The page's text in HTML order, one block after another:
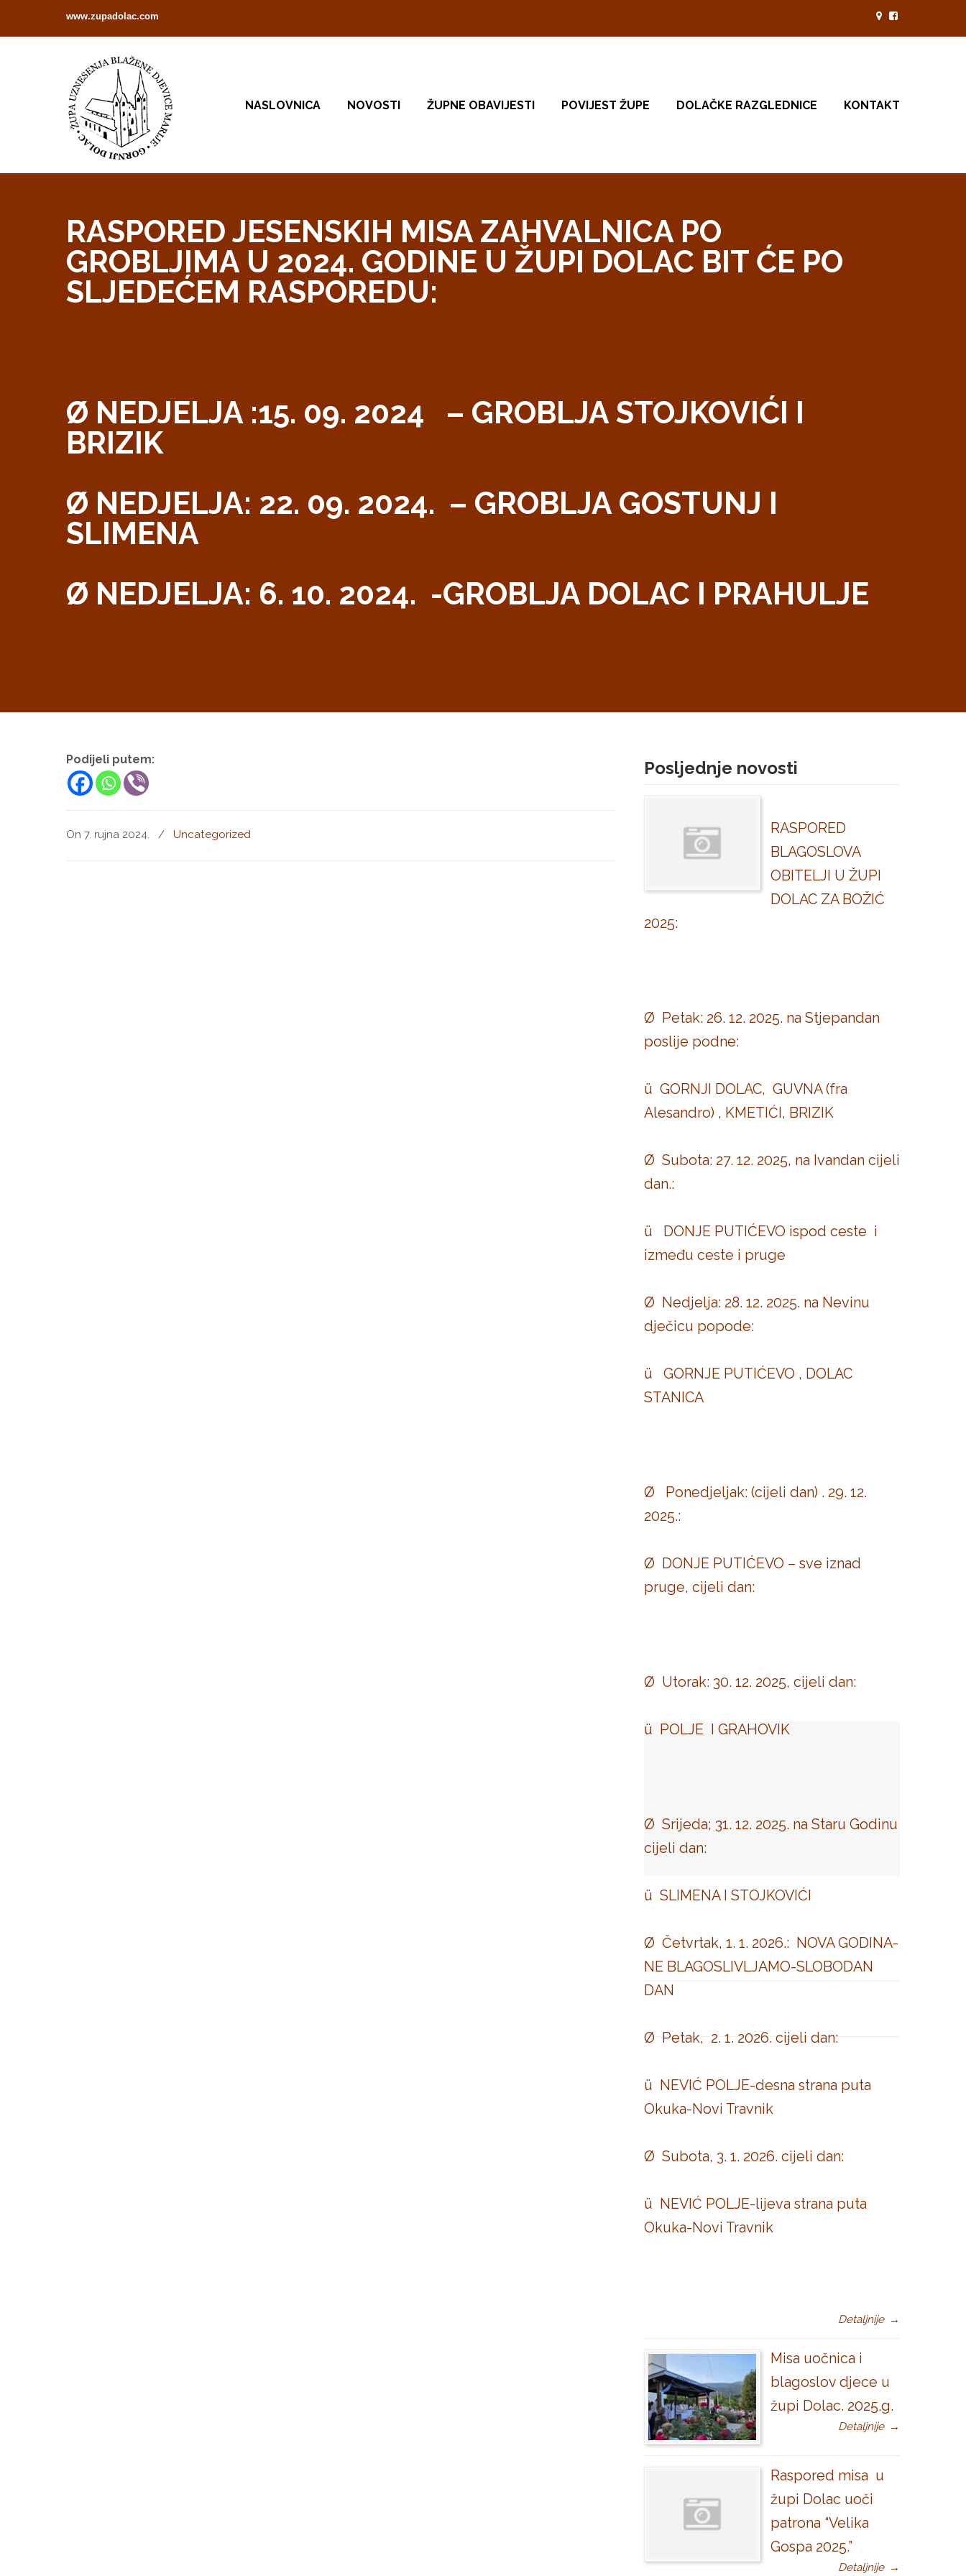
www.zupadolac.com
NASLOVNICA NOVOSTI ŽUPNE OBAVIJESTI POVIJEST ŽUPE DOLAČKE RAZGLEDNICE KONTAKT
RASPORED JESENSKIH MISA ZAHVALNICA PO
GROBLJIMA U 2024. GODINE U ŽUPI DOLAC BIT ĆE PO
SLJEDEĆEM RASPOREDU:
Ø NEDJELJA :15. 09. 2024 – GROBLJA STOJKOVIĆI I
BRIZIK
Ø NEDJELJA: 22. 09. 2024. – GROBLJA GOSTUNJ I
SLIMENA
Ø NEDJELJA: 6. 10. 2024. -GROBLJA DOLAC I PRAHULJE
Podijeli putem:
On 7. rujna 2024. / Uncategorized
Posljednje novosti
RASPORED
BLAGOSLOVA
OBITELJI U ŽUPI
DOLAC ZA BOŽIĆ
2025:
Ø Petak: 26. 12. 2025. na Stjepandan
poslije podne:
ü GORNJI DOLAC, GUVNA (fra
Alesandro) , KMETIĆI, BRIZIK
Ø Subota: 27. 12. 2025, na Ivandan cijeli
dan.:
ü DONJE PUTIĆEVO ispod ceste i
između ceste i pruge
Ø Nedjelja: 28. 12. 2025. na Nevinu
dječicu popode:
ü GORNJE PUTIĆEVO , DOLAC
STANICA
Ø Ponedjeljak: (cijeli dan) . 29. 12.
2025.:
Ø DONJE PUTIĆEVO – sve iznad
pruge, cijeli dan:
Ø Utorak: 30. 12. 2025, cijeli dan:
ü POLJE I GRAHOVIK
Ø Srijeda; 31. 12. 2025. na Staru Godinu
cijeli dan:
ü SLIMENA I STOJKOVIĆI
Ø Četvrtak, 1. 1. 2026.: NOVA GODINA-
NE BLAGOSLIVLJAMO-SLOBODAN
DAN
Ø Petak, 2. 1. 2026. cijeli dan:
ü NEVIĆ POLJE-desna strana puta
Okuka-Novi Travnik
Ø Subota, 3. 1. 2026. cijeli dan:
ü NEVIĆ POLJE-lijeva strana puta
Okuka-Novi Travnik
Detaljnije →
Misa uočnica i
blagoslov djece u
župi Dolac. 2025.g.
Detaljnije →
Raspored misa u
župi Dolac uoči
patrona “Velika
Gospa 2025.”
Detaljnije →